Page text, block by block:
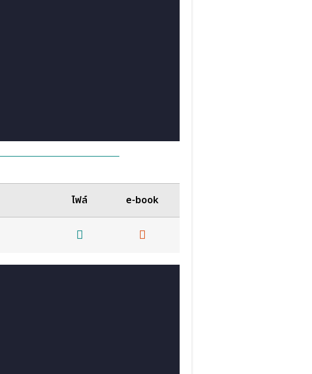
ไฟล์ e-book